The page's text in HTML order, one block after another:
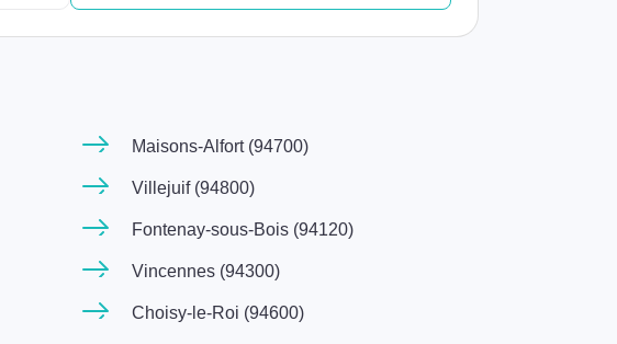
Maisons-Alfort (94700)
Villejuif (94800)
Fontenay-sous-Bois (94120)
Vincennes (94300)
Choisy-le-Roi (94600)